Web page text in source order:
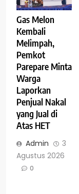
Gas Melon
Kembali
Melimpah,
Pemkot
Parepare Minta
Warga
Laporkan
Penjual Nakal
yang Jual di
Atas HET
Admin
3
Agustus 2026
0